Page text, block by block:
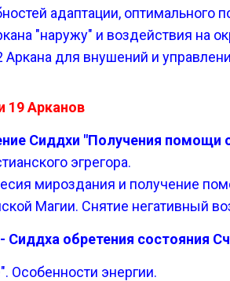
адаптации, оптимального
"наружу" и воздействия на
Аркана для внушений и
19 Арканов
Сиддхи "Получения помощи
эгрегора.
мироздания и получение
Магии. Снятие негативный
Сиддха обретения состояния
Особенности энергии.